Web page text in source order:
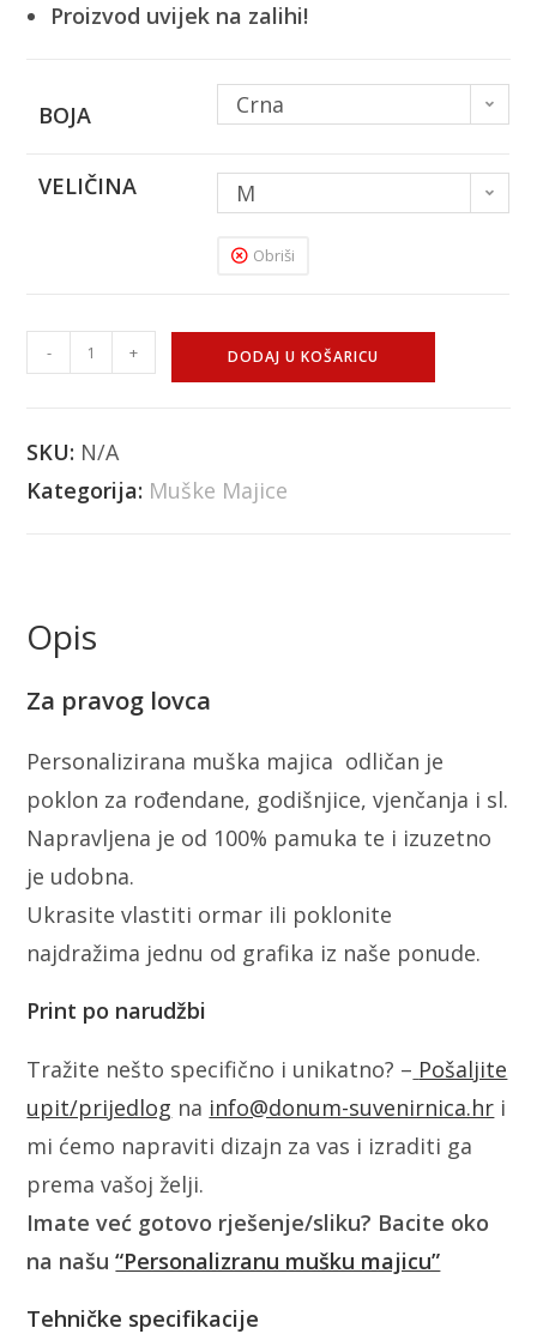
Proizvod uvijek na zalihi!
BOJA Crna
VELIČINA M
Obriši
- + DODAJ U KOŠARICU
SKU: N/A
Kategorija: Muške Majice
Opis
Za pravog lovca
Personalizirana muška majica odličan je
poklon za rođendane, godišnjice, vjenčanja i sl.
Napravljena je od 100% pamuka te i izuzetno
je udobna.
Ukrasite vlastiti ormar ili poklonite
najdražima jednu od grafika iz naše ponude.
Print po narudžbi
Tražite nešto specifično i unikatno? – Pošaljite
upit/prijedlog na info@donum-suvenirnica.hr i
mi ćemo napraviti dizajn za vas i izraditi ga
prema vašoj želji.
Imate već gotovo rješenje/sliku? Bacite oko
na našu“Personalizranu mušku majicu”
Tehničke specifikacije